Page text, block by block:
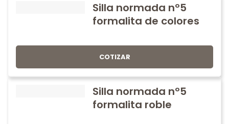
Silla normada nº5
formalita de colores
COTIZAR
Silla normada nº5
formalita roble